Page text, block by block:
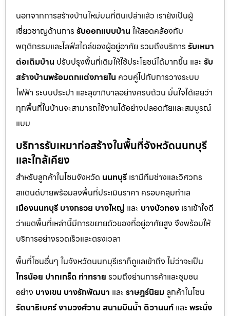
นอกจากการสร้างบ้านใหม่บนที่ดินเปล่าแล้ว เรายังเป็นผู้
เชี่ยวชาญด้านการ รับออกแบบบ้าน ให้สอดคล้องกับ
พฤติกรรมและไลฟ์สไตล์ของผู้อยู่อาศัย รวมถึงบริการ รับเหมา
ต่อเติมบ้าน ปรับปรุงพื้นที่เดิมให้ใช้ประโยชน์ได้มากขึ้น และ รับ
สร้างบ้านพร้อมตกแต่งภายใน ควบคู่ไปกับการวางระบบ
ไฟฟ้า ระบบประปา และสุขาภิบาลอย่างครบถ้วน มั่นใจได้เลยว่า
ทุกพื้นที่ในบ้านจะสามารถใช้งานได้อย่างปลอดภัยและสมบูรณ์
แบบ
บริการรับเหมาก่อสร้างในพื้นที่จังหวัดนนทบุรี
และใกล้เคียง
สำหรับลูกค้าในโซนจังหวัด นนทบุรี เรามีทีมช่างและวิศวกร
สแตนด์บายพร้อมลงพื้นที่ประเมินราคา ครอบคลุมทำเล
เมืองนนทบุรี บางกรวย บางใหญ่ และ บางบัวทอง เราเข้าใจดี
ว่าเขตพื้นที่เหล่านี้มีการขยายตัวของที่อยู่อาศัยสูง จึงพร้อมให้
บริการอย่างรวดเร็วและตรงเวลา
พื้นที่โซนอื่นๆ ในจังหวัดนนทบุรีเราก็ดูแลเข้าถึง ไม่ว่าจะเป็น
ไทรน้อย ปากเกร็ด ท่าทราย รวมถึงย่านการค้าและชุมชน
อย่าง บางเขน บางรักพัฒนา และ ราษฎร์นิยม ลูกค้าในโซน
รัตนาธิเบศร์งามวงศ์วาน สนามบินน้ำ ติวานนท์ และ พระนั่ง